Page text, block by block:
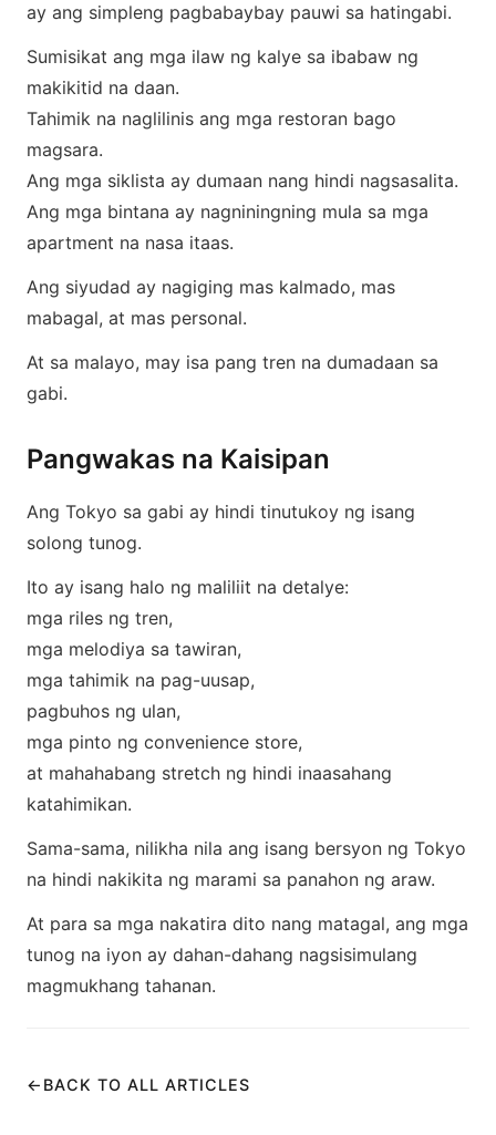
ay ang simpleng pagbabaybay pauwi sa hatingabi.
Sumisikat ang mga ilaw ng kalye sa ibabaw ng
makikitid na daan.
Tahimik na naglilinis ang mga restoran bago
magsara.
Ang mga siklista ay dumaan nang hindi nagsasalita.
Ang mga bintana ay nagniningning mula sa mga
apartment na nasa itaas.
Ang siyudad ay nagiging mas kalmado, mas
mabagal, at mas personal.
At sa malayo, may isa pang tren na dumadaan sa
gabi.
Pangwakas na Kaisipan
Ang Tokyo sa gabi ay hindi tinutukoy ng isang
solong tunog.
Ito ay isang halo ng maliliit na detalye:
mga riles ng tren,
mga melodiya sa tawiran,
mga tahimik na pag-uusap,
pagbuhos ng ulan,
mga pinto ng convenience store,
at mahahabang stretch ng hindi inaasahang
katahimikan.
Sama-sama, nilikha nila ang isang bersyon ng Tokyo
na hindi nakikita ng marami sa panahon ng araw.
At para sa mga nakatira dito nang matagal, ang mga
tunog na iyon ay dahan-dahang nagsisimulang
magmukhang tahanan.
← BACK TO ALL ARTICLES